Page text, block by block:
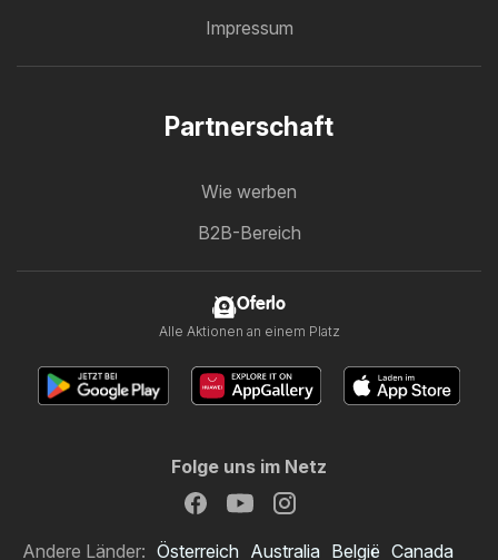
Impressum
Partnerschaft
Wie werben
B2B-Bereich
Oferlo
Alle Aktionen an einem Platz
Folge uns im Netz
Andere Länder: Österreich Australia België Canada